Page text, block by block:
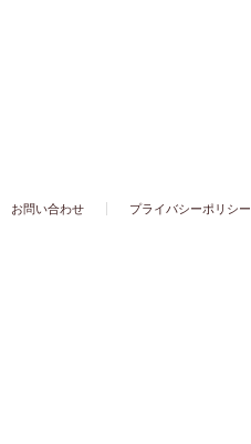
お問い合わせ プライバシーポリシー